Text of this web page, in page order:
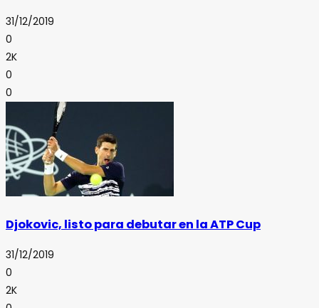
31/12/2019
0
2K
0
0
Djokovic, listo para debutar en la ATP Cup
31/12/2019
0
2K